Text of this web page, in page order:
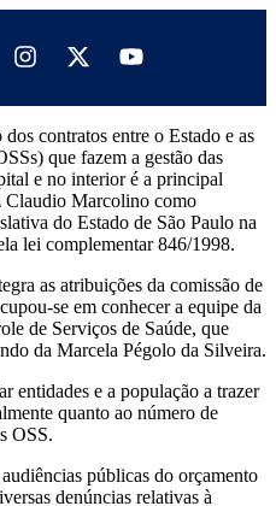
contratos entre o Estado e as
que fazem a gestão das
e no interior é a principal
Claudio Marcolino como
do Estado de São Paulo na
lei complementar 846/1998.
as atribuições da comissão de
se em conhecer a equipe da
de Serviços de Saúde, que
da Marcela Pégolo da Silveira.
entidades e a população a trazer
quanto ao número de
OSS.
públicas do orçamento
denúncias relativas à